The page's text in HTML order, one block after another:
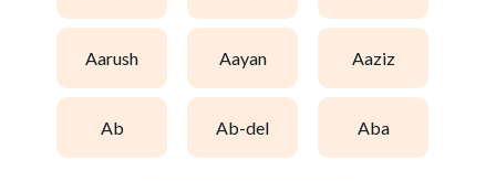
aarush aayan aaziz
ab ab-del aba